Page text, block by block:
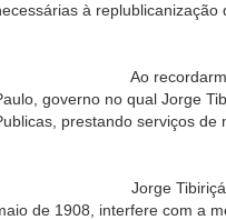
à replublicanização
recordarmos a ação
governo no qual Jorge
prestando serviços de
Tibiriçá, Presidente
de 1908, interfere com a